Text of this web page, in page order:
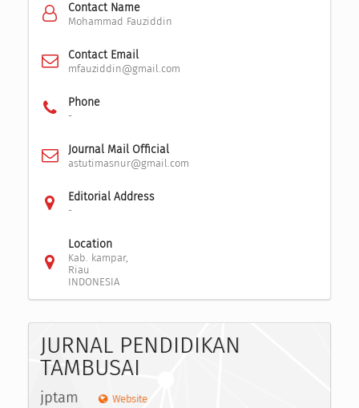
Contact Name
Mohammad Fauziddin
Contact Email
mfauziddin@gmail.com
Phone
-
Journal Mail Official
astutimasnur@gmail.com
Editorial Address
-
Location
Kab. kampar,
Riau
INDONESIA
JURNAL PENDIDIKAN
TAMBUSAI
jptam Website